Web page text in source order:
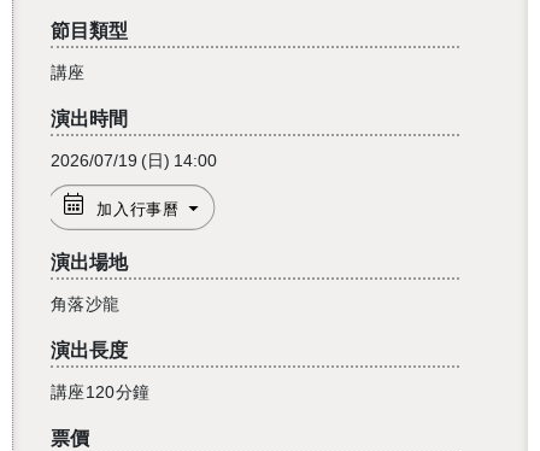
節目類型
講座
演出時間
2026/07/19 (日) 14:00
加入行事曆
演出場地
角落沙龍
演出長度
講座120分鐘
票價